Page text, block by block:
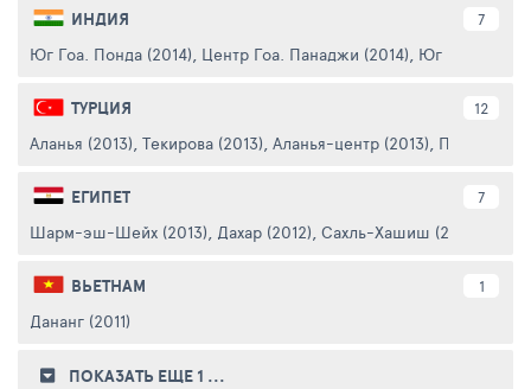
ИНДИЯ 7
Юг Гоа. Понда (2014), Центр Гоа. Панаджи (2014), Юг Гоа. Варка
ТУРЦИЯ 12
Аланья (2013), Текирова (2013), Аланья-центр (2013), Памуккале
ЕГИПЕТ 7
Шарм-эш-Шейх (2013), Дахар (2012), Сахль-Хашиш (2012)
ВЬЕТНАМ 1
Дананг (2011)
ПОКАЗАТЬ ЕЩЕ 1 ...